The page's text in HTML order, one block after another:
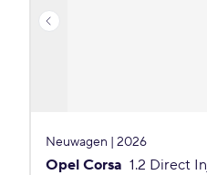
Neuwagen | 2026
Opel Corsa 1.2 Direct